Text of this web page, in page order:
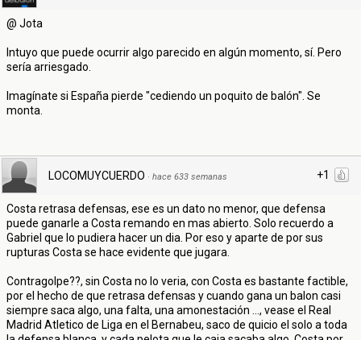
@ Jota
Intuyo que puede ocurrir algo parecido en algún momento, sí. Pero
sería arriesgado.
Imagínate si España pierde "cediendo un poquito de balón". Se
monta.
+1
LOCOMUYCUERDO · hace 633 semanas
Costa retrasa defensas, ese es un dato no menor, que defensa
puede ganarle a Costa remando en mas abierto. Solo recuerdo a
Gabriel que lo pudiera hacer un dia. Por eso y aparte de por sus
rupturas Costa se hace evidente que jugara.
Contragolpe??, sin Costa no lo veria, con Costa es bastante factible,
por el hecho de que retrasa defensas y cuando gana un balon casi
siempre saca algo, una falta, una amonestación ..., vease el Real
Madrid Atletico de Liga en el Bernabeu, saco de quicio el solo a toda